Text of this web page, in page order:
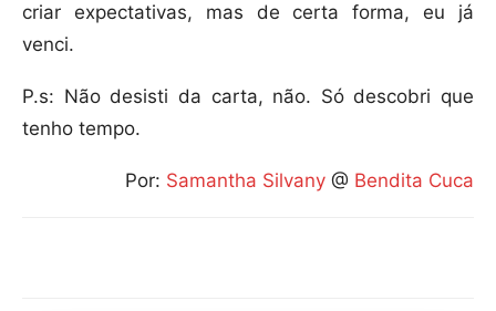
criar expectativas, mas de certa forma, eu já
venci.
P.s: Não desisti da carta, não. Só descobri que
tenho tempo.
Por: Samantha Silvany @ Bendita Cuca